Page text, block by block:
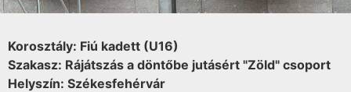
Korosztály: Fiú kadett (U16)
Szakasz: Rájátszás a döntőbe jutásért "Zöld" csoport
Helyszín: Székesfehérvár